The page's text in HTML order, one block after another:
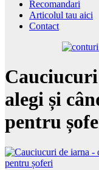
Recomandari
Articolul tau aici
Contact
alegi și
pentru